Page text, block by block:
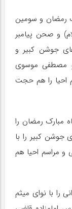
رمضان و سومین
و صحن پیامبر
جوشن کبیر و
و مصطفی موسوی
احیا را هم حجت
رمضان را
جوشن کبیر را با
مراسم احیا هم
را با نوای میثم